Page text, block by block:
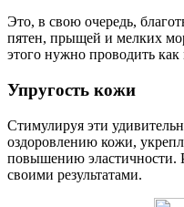
Это, в свою очередь,
пятен, прыщей и мелких
этого нужно проводить
Упругость кожи
Стимулируя эти
оздоровлению кожи,
повышению эластичности.
своими результатами.